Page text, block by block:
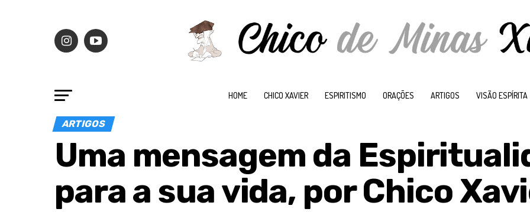
HOME CHICO XAVIER ESPIRITISMO ORAÇÕES ARTIGOS VISÃO ESPÍRITA
ARTIGOS
Uma mensagem da
para a sua vida, por Chico